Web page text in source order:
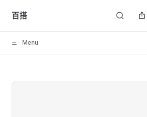
Skip to content
百搭
Menu